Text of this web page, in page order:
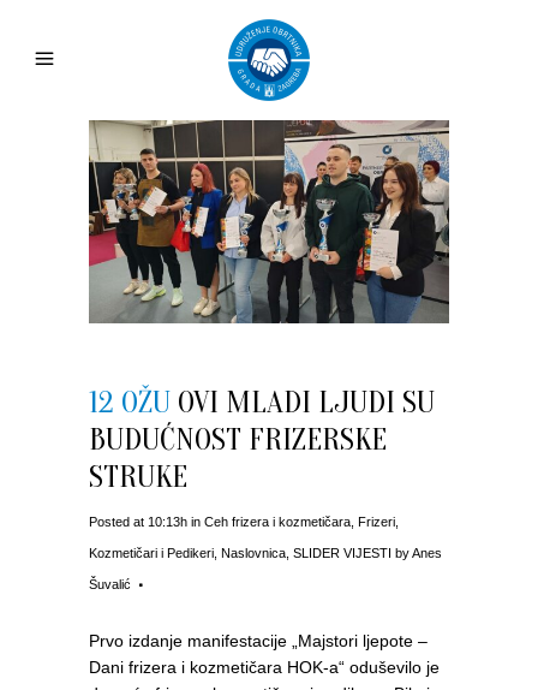
12 OŽU OVI MLADI LJUDI SU
BUDUĆNOST FRIZERSKE
STRUKE
Posted at 10:13h in Ceh frizera i kozmetičara Frizeri
Kozmetičari i Pedikeri Naslovnica SLIDER VIJESTI byAnes
Šuvalić
Prvo izdanje manifestacije „Majstori ljepote –
Dani frizera i kozmetičara HOK-a“ oduševilo je